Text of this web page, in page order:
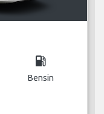
local_gas_station
Bensin